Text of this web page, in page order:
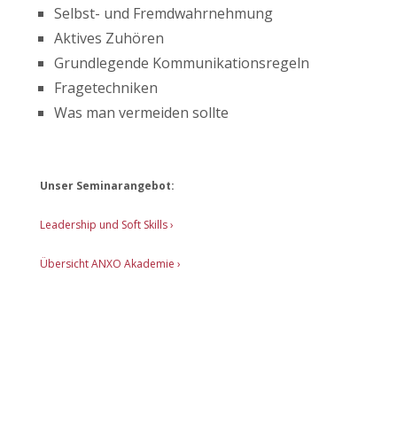
Selbst- und Fremdwahrnehmung
Aktives Zuhören
Grundlegende Kommunikationsregeln
Fragetechniken
Was man vermeiden sollte
Unser Seminarangebot:
Leadership und Soft Skills ›
Übersicht ANXO Akademie ›